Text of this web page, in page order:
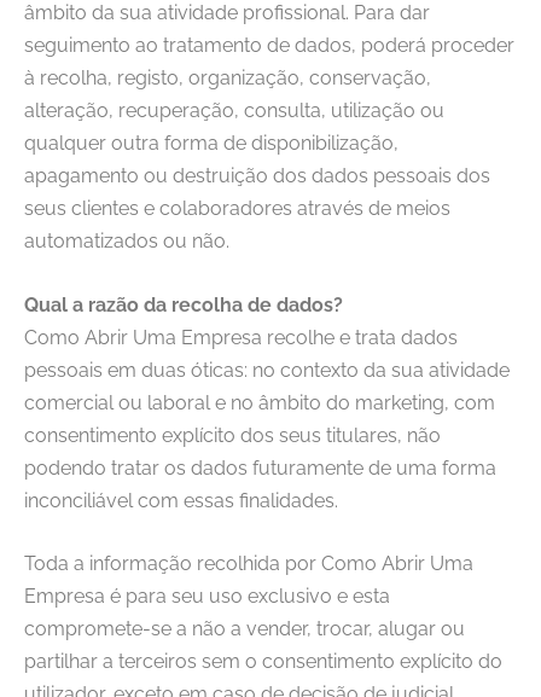
âmbito da sua atividade profissional. Para dar
seguimento ao tratamento de dados, poderá proceder
à recolha, registo, organização, conservação,
alteração, recuperação, consulta, utilização ou
qualquer outra forma de disponibilização,
apagamento ou destruição dos dados pessoais dos
seus clientes e colaboradores através de meios
automatizados ou não.
Qual a razão da recolha de dados?
Como Abrir Uma Empresa recolhe e trata dados
pessoais em duas óticas: no contexto da sua atividade
comercial ou laboral e no âmbito do marketing, com
consentimento explícito dos seus titulares, não
podendo tratar os dados futuramente de uma forma
inconciliável com essas finalidades.
Toda a informação recolhida por Como Abrir Uma
Empresa é para seu uso exclusivo e esta
compromete-se a não a vender, trocar, alugar ou
partilhar a terceiros sem o consentimento explícito do